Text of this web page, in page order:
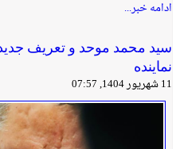
ادامه خبر...
سید محمد موحد و تعریف
نماینده
11 شهریور 1404, 07:57